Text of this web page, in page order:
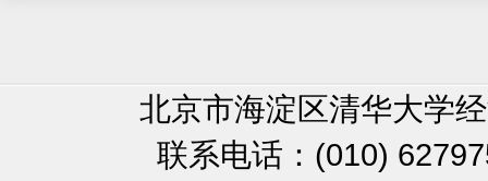
北京市海淀区清华大学
联系电话：(010)